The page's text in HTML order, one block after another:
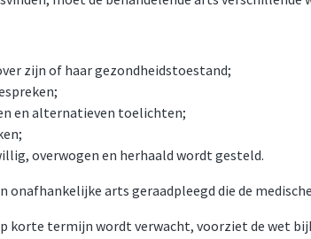
zijn of haar gezondheidstoestand;
en alternatieven toelichten;
overwogen en herhaald wordt gesteld.
onafhankelijke arts geraadpleegd die de
korte termijn wordt verwacht, voorziet de wet